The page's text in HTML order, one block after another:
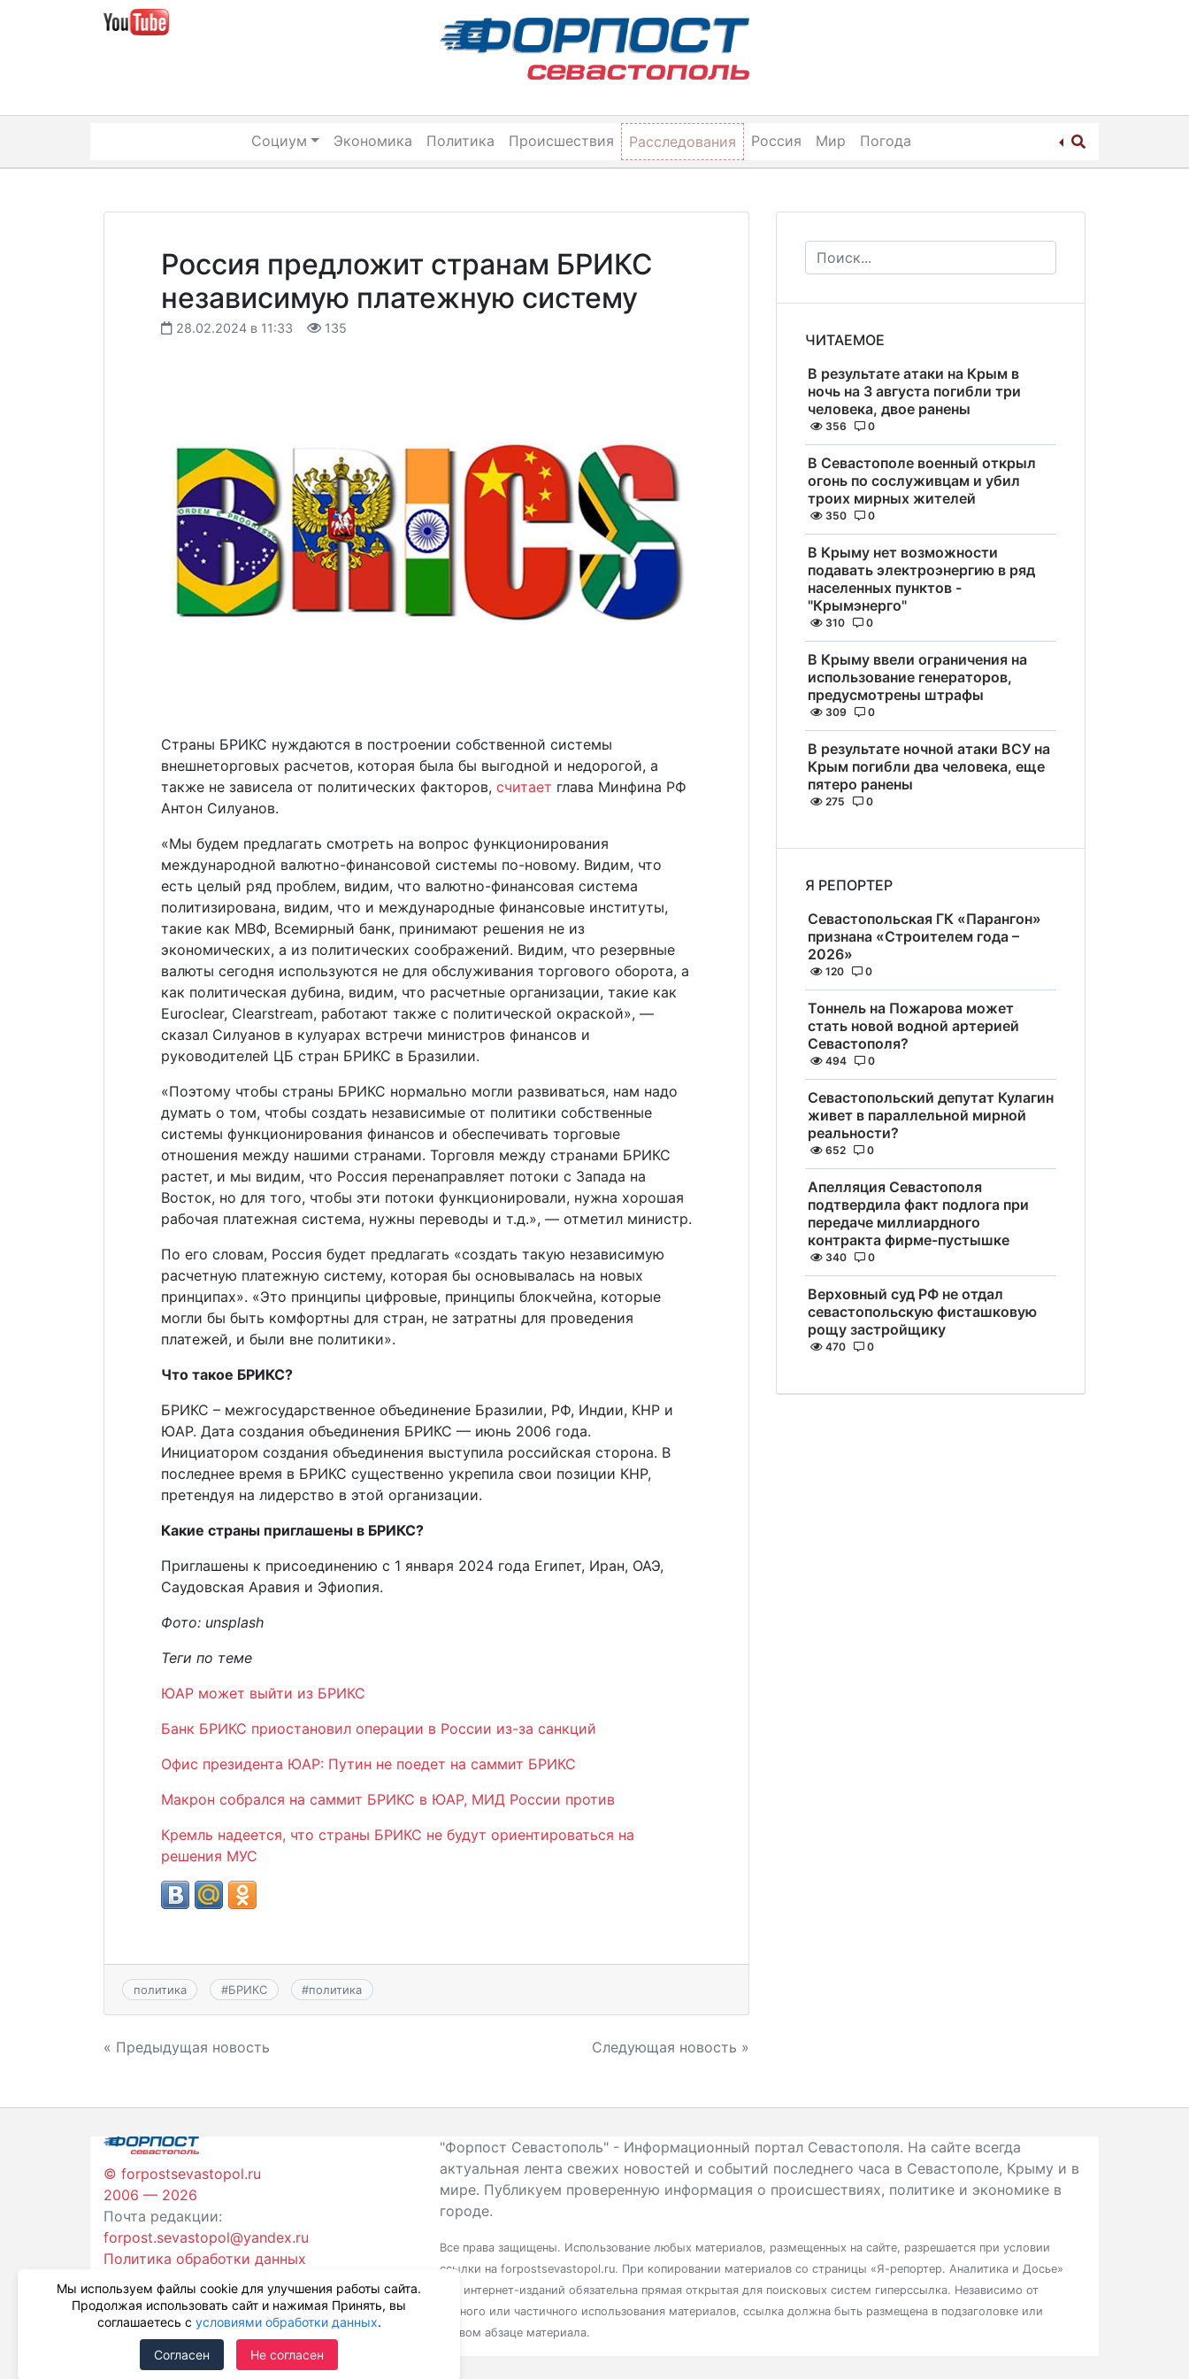
Социум Экономика Политика Происшествия Расследования Россия Мир Погода
Россия предложит странам БРИКС
независимую платежную систему
28.02.2024 в 11:33 135
Страны БРИКС нуждаются в построении собственной системы
внешнеторговых расчетов, которая была бы выгодной и недорогой, а
также не зависела от политических факторов, считает глава Минфина РФ
Антон Силуанов.
«Мы будем предлагать смотреть на вопрос функционирования
международной валютно-финансовой системы по-новому. Видим, что
есть целый ряд проблем, видим, что валютно-финансовая система
политизирована, видим, что и международные финансовые институты,
такие как МВФ, Всемирный банк, принимают решения не из
экономических, а из политических соображений. Видим, что резервные
валюты сегодня используются не для обслуживания торгового оборота, а
как политическая дубина, видим, что расчетные организации, такие как
Euroclear, Clearstream, работают также с политической окраской», —
сказал Силуанов в кулуарах встречи министров финансов и
руководителей ЦБ стран БРИКС в Бразилии.
«Поэтому чтобы страны БРИКС нормально могли развиваться, нам надо
думать о том, чтобы создать независимые от политики собственные
системы функционирования финансов и обеспечивать торговые
отношения между нашими странами. Торговля между странами БРИКС
растет, и мы видим, что Россия перенаправляет потоки с Запада на
Восток, но для того, чтобы эти потоки функционировали, нужна хорошая
рабочая платежная система, нужны переводы и т.д.», — отметил министр.
По его словам, Россия будет предлагать «создать такую независимую
расчетную платежную систему, которая бы основывалась на новых
принципах». «Это принципы цифровые, принципы блокчейна, которые
могли бы быть комфортны для стран, не затратны для проведения
платежей, и были вне политики».
Что такое БРИКС?
БРИКС – межгосударственное объединение Бразилии, РФ, Индии, КНР и
ЮАР. Дата создания объединения БРИКС — июнь 2006 года.
Инициатором создания объединения выступила российская сторона. В
последнее время в БРИКС существенно укрепила свои позиции КНР,
претендуя на лидерство в этой организации.
Какие страны приглашены в БРИКС?
Приглашены к присоединению с 1 января 2024 года Египет, Иран, ОАЭ,
Саудовская Аравия и Эфиопия.
Фото: unsplash
Теги по теме
ЮАР может выйти из БРИКС
Банк БРИКС приостановил операции в России из-за санкций
Офис президента ЮАР: Путин не поедет на саммит БРИКС
Макрон собрался на саммит БРИКС в ЮАР, МИД России против
Кремль надеется, что страны БРИКС не будут ориентироваться на
решения МУС
политика #БРИКС #политика
Навигация
записям
« Предыдущая новость Следующая новость »
ЧИТАЕМОЕ
В результате атаки на Крым в
ночь на 3 августа погибли три
человека, двое ранены
356 0
В Севастополе военный открыл
огонь по сослуживцам и убил
троих мирных жителей
350 0
В Крыму нет возможности
подавать электроэнергию в ряд
населенных пунктов -
"Крымэнерго"
310 0
В Крыму ввели ограничения на
использование генераторов,
предусмотрены штрафы
309 0
В результате ночной атаки ВСУ на
Крым погибли два человека, еще
пятеро ранены
275 0
Я РЕПОРТЕР
Севастопольская ГК «Парангон»
признана «Строителем года –
2026»
120 0
Тоннель на Пожарова может
стать новой водной артерией
Севастополя?
494 0
Севастопольский депутат Кулагин
живет в параллельной мирной
реальности?
652 0
Апелляция Севастополя
подтвердила факт подлога при
передаче миллиардного
контракта фирме-пустышке
340 0
Верховный суд РФ не отдал
севастопольскую фисташковую
рощу застройщику
470 0
© forpostsevastopol.ru
2006 — 2026
Почта редакции:
forpost.sevastopol@yandex.ru
Политика обработки данных
"Форпост Севастополь" - Информационный портал Севастополя. На сайте всегда
актуальная лента свежих новостей и событий последнего часа в Севастополе, Крыму и в
мире. Публикуем проверенную информация о происшествиях, политике и экономике в
городе.
Все права защищены. Использование любых материалов, размещенных на сайте, разрешается при условии
ссылки на forpostsevastopol.ru. При копировании материалов со страницы «Я-репортер. Аналитика и Досье»
для интернет-изданий обязательна прямая открытая для поисковых систем гиперссылка. Независимо от
полного или частичного использования материалов, ссылка должна быть размещена в подзаголовке или
первом абзаце материала.
Мы используем файлы cookie для улучшения работы сайта.
Продолжая использовать сайт и нажимая Принять, вы
соглашаетесь с условиями обработки данных.
Согласен Не согласен